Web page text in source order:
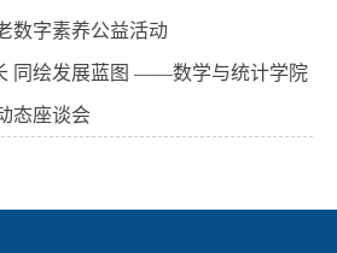
数字素养公益活动
同绘发展蓝图 ——数学与统计学院
态座谈会